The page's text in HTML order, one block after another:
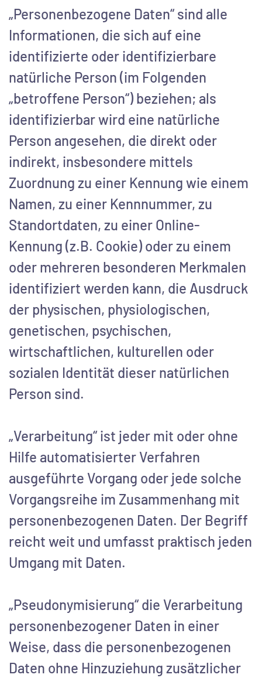
„Personenbezogene Daten“ sind alle
Informationen, die sich auf eine
identifizierte oder identifizierbare
natürliche Person (im Folgenden
„betroffene Person“) beziehen; als
identifizierbar wird eine natürliche
Person angesehen, die direkt oder
indirekt, insbesondere mittels
Zuordnung zu einer Kennung wie einem
Namen, zu einer Kennnummer, zu
Standortdaten, zu einer Online-
Kennung (z.B. Cookie) oder zu einem
oder mehreren besonderen Merkmalen
identifiziert werden kann, die Ausdruck
der physischen, physiologischen,
genetischen, psychischen,
wirtschaftlichen, kulturellen oder
sozialen Identität dieser natürlichen
Person sind.
„Verarbeitung“ ist jeder mit oder ohne
Hilfe automatisierter Verfahren
ausgeführte Vorgang oder jede solche
Vorgangsreihe im Zusammenhang mit
personenbezogenen Daten. Der Begriff
reicht weit und umfasst praktisch jeden
Umgang mit Daten.
„Pseudonymisierung“ die Verarbeitung
personenbezogener Daten in einer
Weise, dass die personenbezogenen
Daten ohne Hinzuziehung zusätzlicher